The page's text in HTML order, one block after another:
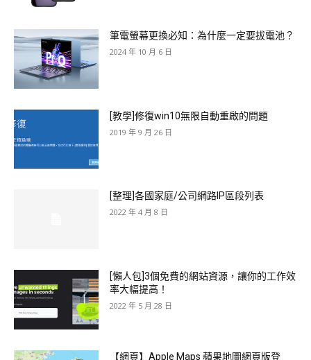
筆電螢幕更換必知：為什麼一定要拔電池？
2024 年 10 月 6 日
[教學]修復win10無限自動重啟的問題
2019 年 9 月 26 日
[整理]各國家庭/公司網路IP區段列表
2022 年 4 月 8 日
[懶人包]3個免費的網站資源，讓你的工作效
率大幅提高！
2022 年 5 月 28 日
【網頁】Apple Maps 蘋果地圖網頁版登